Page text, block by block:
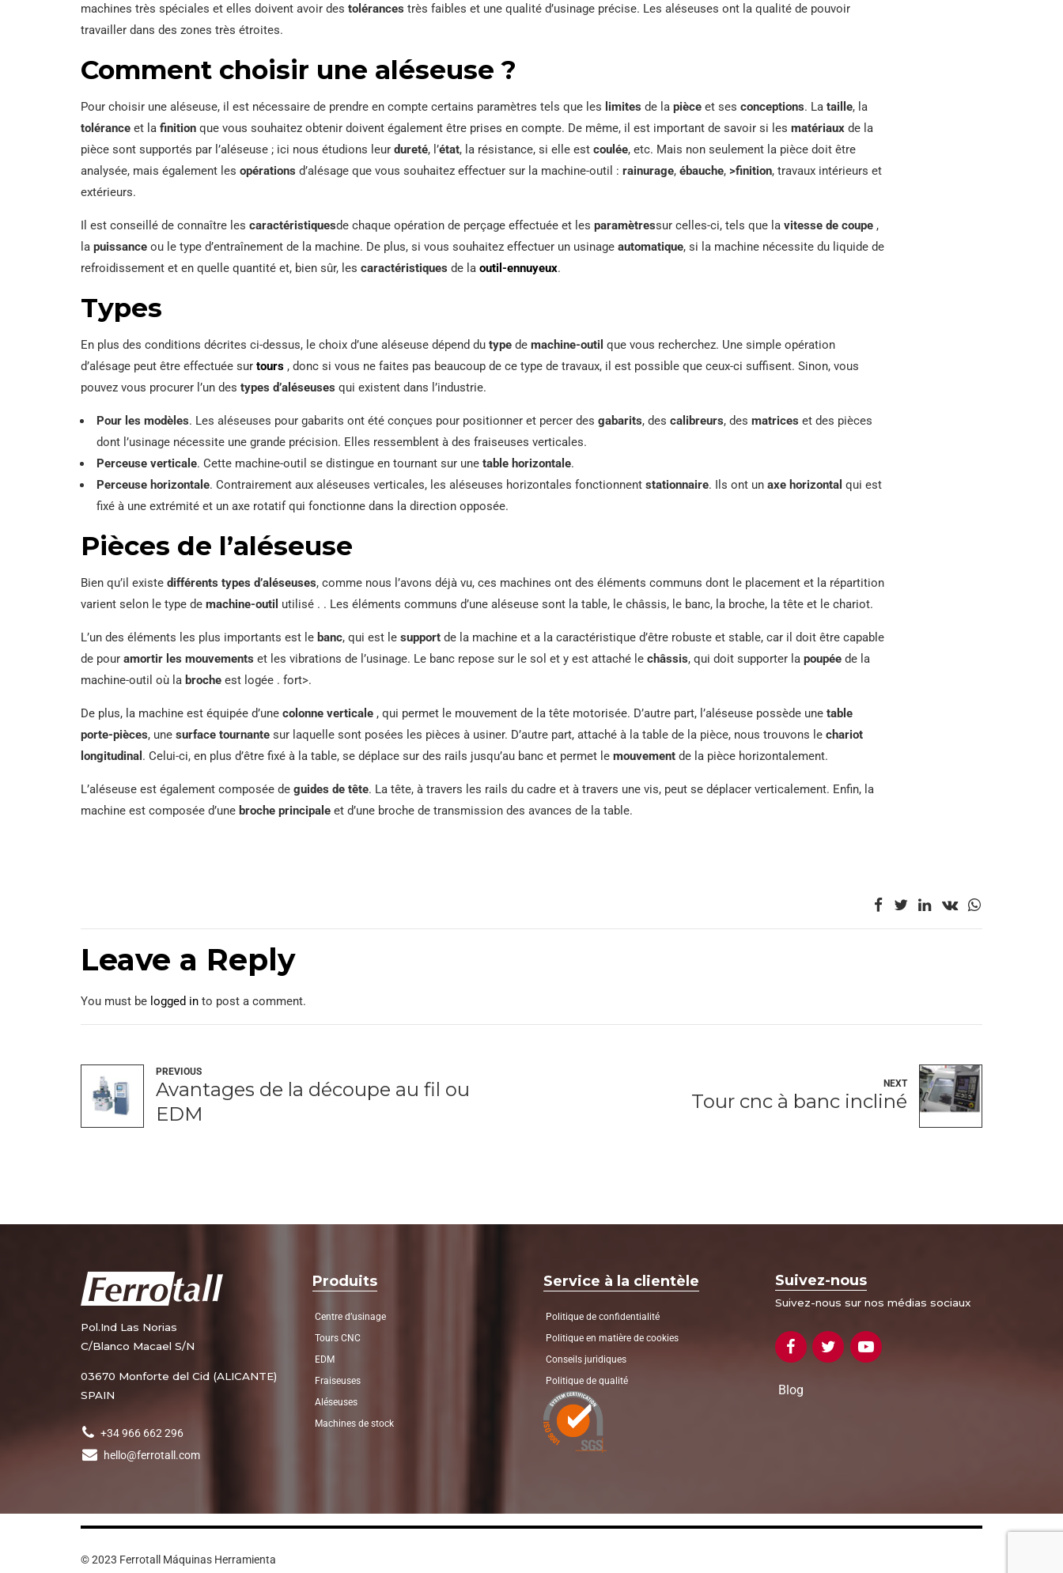
machines très spéciales et elles doivent avoir des tolérances très faibles et une qualité d’usinage précise. Les aléseuses ont la qualité de pouvoir
travailler dans des zones très étroites.
Comment choisir une aléseuse ?
Pour choisir une aléseuse, il est nécessaire de prendre en compte certains paramètres tels que les limites de la pièce et ses conceptions. La taille, la
tolérance et la finition que vous souhaitez obtenir doivent également être prises en compte. De même, il est important de savoir si les matériaux de la
pièce sont supportés par l’aléseuse ; ici nous étudions leur dureté, l’état, la résistance, si elle est coulée, etc. Mais non seulement la pièce doit être
analysée, mais également les opérations d’alésage que vous souhaitez effectuer sur la machine-outil : rainurage, ébauche, >finition, travaux intérieurs et
extérieurs.
Il est conseillé de connaître les caractéristiquesde chaque opération de perçage effectuée et les paramètressur celles-ci, tels que la vitesse de coupe ,
la puissance ou le type d’entraînement de la machine. De plus, si vous souhaitez effectuer un usinage automatique, si la machine nécessite du liquide de
refroidissement et en quelle quantité et, bien sûr, les caractéristiques de la outil-ennuyeux.
Types
En plus des conditions décrites ci-dessus, le choix d’une aléseuse dépend du type de machine-outil que vous recherchez. Une simple opération
d’alésage peut être effectuée sur tours , donc si vous ne faites pas beaucoup de ce type de travaux, il est possible que ceux-ci suffisent. Sinon, vous
pouvez vous procurer l’un des types d’aléseuses qui existent dans l’industrie.
Pour les modèles. Les aléseuses pour gabarits ont été conçues pour positionner et percer des gabarits, des calibreurs, des matrices et des pièces
dont l’usinage nécessite une grande précision. Elles ressemblent à des fraiseuses verticales.
Perceuse verticale. Cette machine-outil se distingue en tournant sur une table horizontale.
Perceuse horizontale. Contrairement aux aléseuses verticales, les aléseuses horizontales fonctionnent stationnaire. Ils ont un axe horizontal qui est
fixé à une extrémité et un axe rotatif qui fonctionne dans la direction opposée.
Pièces de l’aléseuse
Bien qu’il existe différents types d’aléseuses, comme nous l’avons déjà vu, ces machines ont des éléments communs dont le placement et la répartition
varient selon le type de machine-outil utilisé . . Les éléments communs d’une aléseuse sont la table, le châssis, le banc, la broche, la tête et le chariot.
L’un des éléments les plus importants est le banc, qui est le support de la machine et a la caractéristique d’être robuste et stable, car il doit être capable
de pour amortir les mouvements et les vibrations de l’usinage. Le banc repose sur le sol et y est attaché le châssis, qui doit supporter la poupée de la
machine-outil où la broche est logée . fort>.
De plus, la machine est équipée d’une colonne verticale , qui permet le mouvement de la tête motorisée. D’autre part, l’aléseuse possède une table
porte-pièces, une surface tournante sur laquelle sont posées les pièces à usiner. D’autre part, attaché à la table de la pièce, nous trouvons le chariot
longitudinal . Celui-ci, en plus d’être fixé à la table, se déplace sur des rails jusqu’au banc et permet le mouvement de la pièce horizontalement.
L’aléseuse est également composée de guides de tête. La tête, à travers les rails du cadre et à travers une vis, peut se déplacer verticalement. Enfin, la
machine est composée d’une broche principale et d’une broche de transmission des avances de la table.
Leave a Reply
You must be logged in to post a comment.
PREVIOUS
Avantages de la découpe au fil ou
EDM
NEXT
Tour cnc à banc incliné
Pol.Ind Las Norias
C/Blanco Macael S/N
03670 Monforte del Cid (ALICANTE)
SPAIN
+34 966 662 296
hello@ferrotall.com
Produits
Centre d’usinage
Tours CNC
EDM
Fraiseuses
Aléseuses
Machines de stock
Service à la clientèle
Politique de confidentialité
Politique en matière de cookies
Conseils juridiques
Politique de qualité
Suivez-nous
Suivez-nous sur nos médias sociaux
Blog
© 2023 Ferrotall Máquinas Herramienta